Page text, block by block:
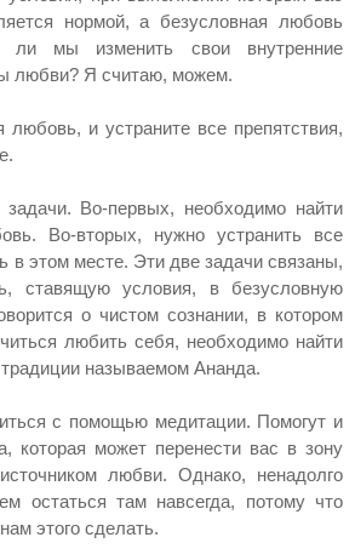
нормой, а безусловная любовь
ли мы изменить свои внутренние
любви? Я считаю, можем.
и устраните все препятствия,
Во-первых, необходимо найти
Во-вторых, нужно устранить все
в этом месте. Эти две задачи связаны,
ставящую условия, в безусловную
о чистом сознании, в котором
любить себя, необходимо найти
называемом Ананда.
с помощью медитации. Помогут и
которая может перенести вас в зону
любви. Однако, ненадолго
остаться там навсегда, потому что
этого сделать.